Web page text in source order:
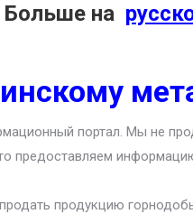
Больше на
портал. Мы не
предоставляем
продать продукцию